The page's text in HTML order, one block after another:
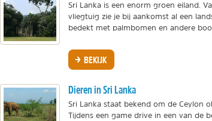
Sri Lanka is een enorm groen eiland.
vliegtuig zie je bij aankomst al een
bedekt met palmbomen en andere
BEKIJK
Dieren in Sri Lanka
Sri Lanka staat bekend om de Ceylon
Tijdens een game drive in een van de